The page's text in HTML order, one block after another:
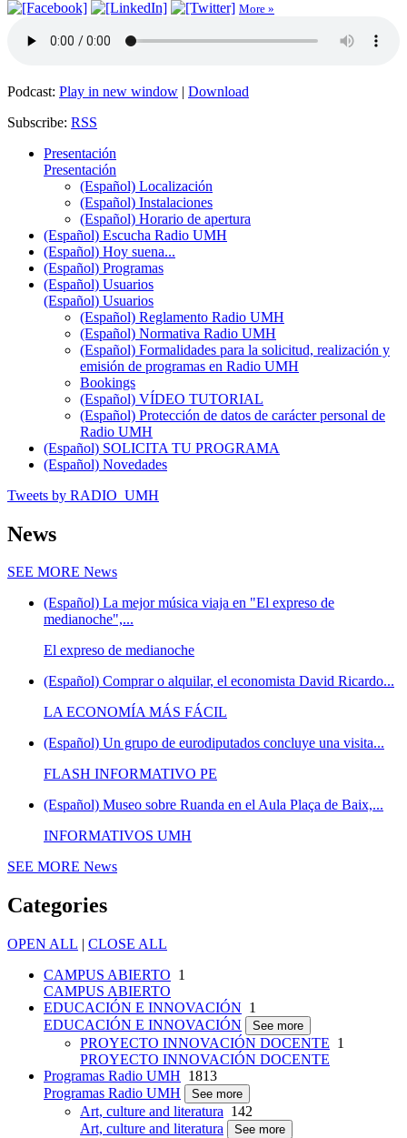
More »
Podcast: Play in new window | Download
Subscribe: RSS
Presentación
Presentación
(Español) Localización
(Español) Instalaciones
(Español) Horario de apertura
(Español) Escucha Radio UMH
(Español) Hoy suena...
(Español) Programas
(Español) Usuarios
(Español) Usuarios
(Español) Reglamento Radio UMH
(Español) Normativa Radio UMH
(Español) Formalidades para la solicitud, realización y
emisión de programas en Radio UMH
Bookings
(Español) VÍDEO TUTORIAL
(Español) Protección de datos de carácter personal de
Radio UMH
(Español) SOLICITA TU PROGRAMA
(Español) Novedades
Tweets by RADIO_UMH
News
SEE MORE News
(Español) La mejor música viaja en "El expreso de
medianoche",...
El expreso de medianoche
(Español) Comprar o alquilar, el economista David Ricardo...
LA ECONOMÍA MÁS FÁCIL
(Español) Un grupo de eurodiputados concluye una visita...
FLASH INFORMATIVO PE
(Español) Museo sobre Ruanda en el Aula Plaça de Baix,...
INFORMATIVOS UMH
SEE MORE News
Categories
OPEN ALL | CLOSE ALL
CAMPUS ABIERTO 1
CAMPUS ABIERTO
EDUCACIÓN E INNOVACIÓN 1
EDUCACIÓN E INNOVACIÓN
See more
PROYECTO INNOVACIÓN DOCENTE 1
PROYECTO INNOVACIÓN DOCENTE
Programas Radio UMH 1813
Programas Radio UMH
See more
Art, culture and literatura 142
Art, culture and literatura
See more